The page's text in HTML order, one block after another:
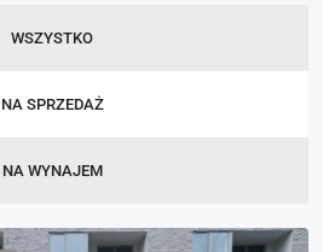
WSZYSTKO
NA SPRZEDAŻ
NA WYNAJEM